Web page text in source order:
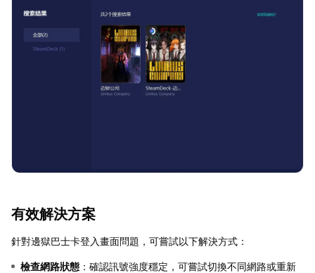
有效解決方案
針對邊獄巴士卡登入畫面問題，可嘗試以下解決方式：
檢查網路狀態 ：確認訊號強度穩定，可嘗試切換不同網路或重新